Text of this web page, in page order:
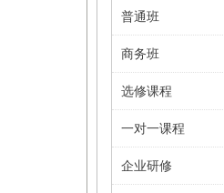
普通班
商务班
选修课程
一对一课程
企业研修